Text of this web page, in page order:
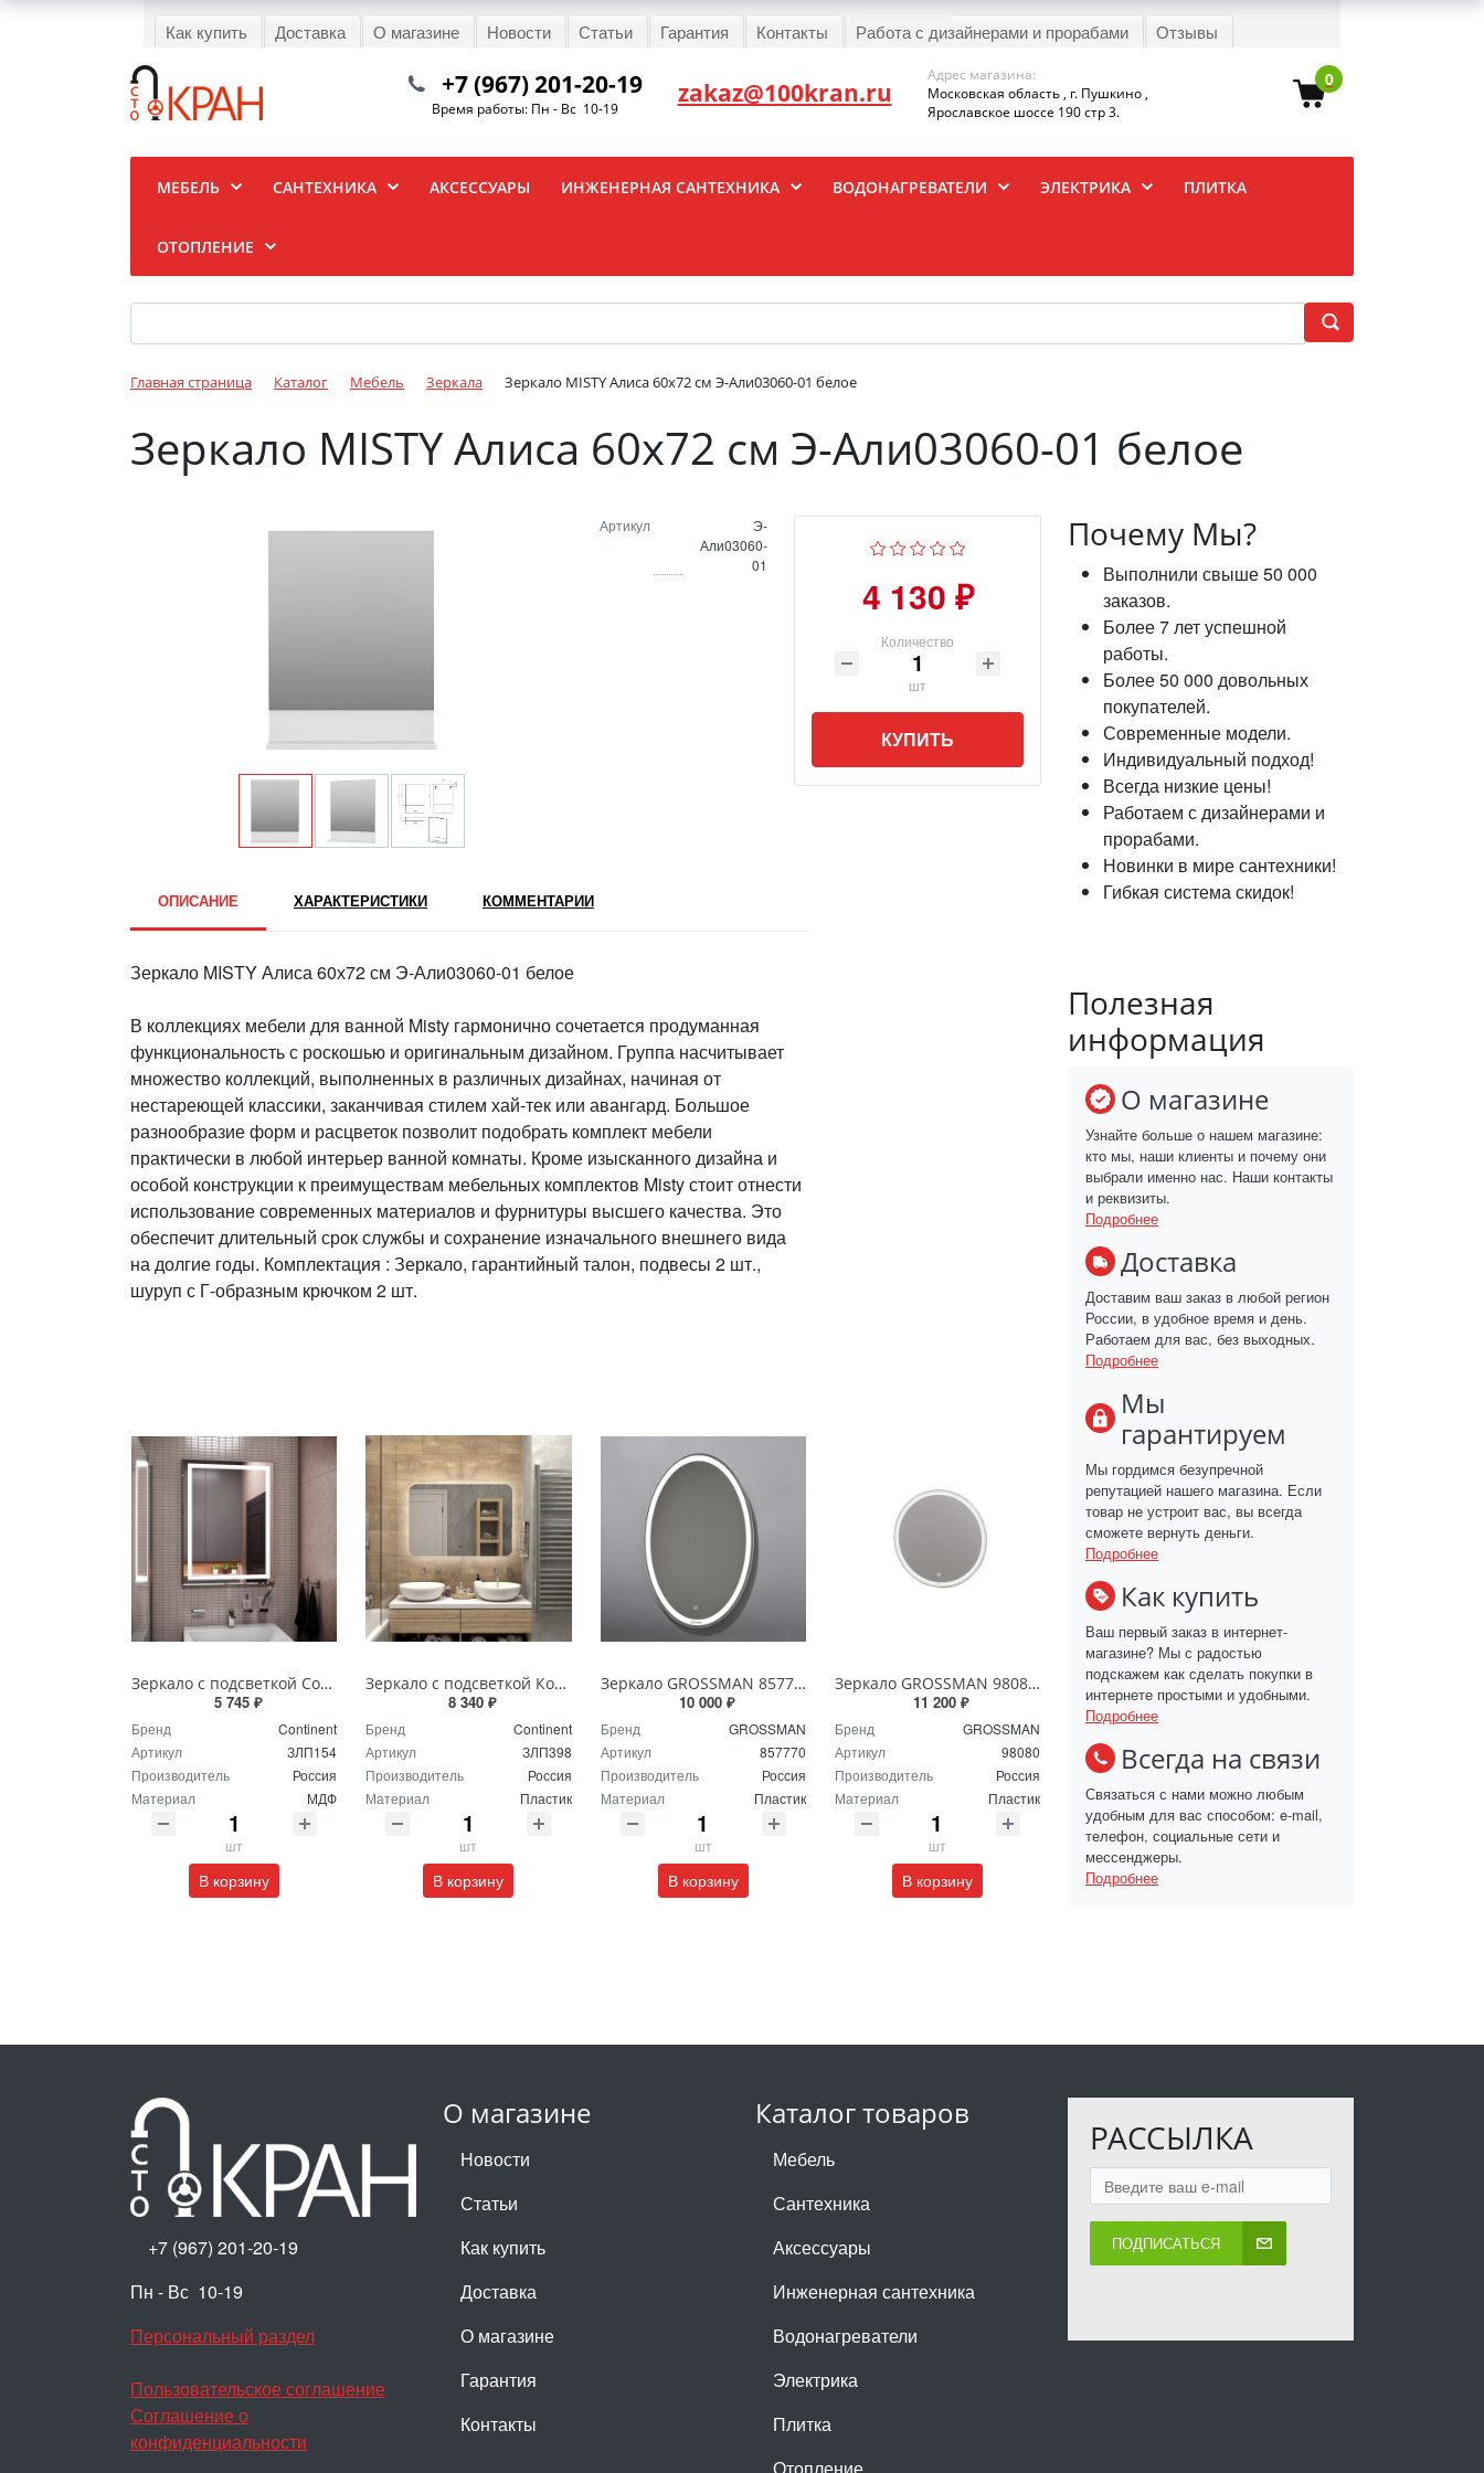
Как купить Доставка О магазине Новости Статьи Гарантия Контакты Работа с дизайнерами и прорабами Отзывы
0
+7 (967) 201-20-19
Время работы: Пн - Вс 10-19 zakaz@100kran.ru
Адрес магазина:
Московская область , г. Пушкино ,
Ярославское шоссе 190 стр 3.
МЕБЕЛЬ САНТЕХНИКА АКСЕССУАРЫ ИНЖЕНЕРНАЯ САНТЕХНИКА ВОДОНАГРЕВАТЕЛИ ЭЛЕКТРИКА ПЛИТКА
ОТОПЛЕНИЕ
Главная страница Каталог Мебель Зеркала Зеркало MISTY Алиса 60х72 см Э-Али03060-01 белое
Зеркало MISTY Алиса 60х72 см Э-Али03060-01 белое
Артикул
Э-
Али03060-
01
4 130 ₽
Количество
шт
КУПИТЬ
ОПИСАНИЕ ХАРАКТЕРИСТИКИ КОММЕНТАРИИ
Зеркало MISTY Алиса 60х72 см Э-Али03060-01 белое
В коллекциях мебели для ванной Misty гармонично сочетается продуманная
функциональность с роскошью и оригинальным дизайном. Группа насчитывает
множество коллекций, выполненных в различных дизайнах, начиная от
нестареющей классики, заканчивая стилем хай-тек или авангард. Большое
разнообразие форм и расцветок позволит подобрать комплект мебели
практически в любой интерьер ванной комнаты. Кроме изысканного дизайна и
особой конструкции к преимуществам мебельных комплектов Misty стоит отнести
использование современных материалов и фурнитуры высшего качества. Это
обеспечит длительный срок службы и сохранение изначального внешнего вида
на долгие годы. Комплектация : Зеркало, гарантийный талон, подвесы 2 шт.,
шуруп с Г-образным крючком 2 шт.
Зеркало с подсветкой Continent Пронто Люкс 60 х 80 см ЗЛП154
5 745 ₽
Бренд
Continent
Артикул
ЗЛП154
Производитель
Россия
Материал
МДФ
шт
В корзину
Зеркало с подсветкой Континент Burzhe Led 100х70 с бесконтактным сенсором ЗЛП398
8 340 ₽
Бренд
Continent
Артикул
ЗЛП398
Производитель
Россия
Материал
Пластик
шт
В корзину
Зеркало GROSSMAN 857770 GALAXY 570*770 с сенсорным выключателем
10 000 ₽
Бренд
GROSSMAN
Артикул
857770
Производитель
Россия
Материал
Пластик
шт
В корзину
Зеркало GROSSMAN 98080 SENTO D800 800*800*45 LED с сенсорным выключателем
11 200 ₽
Бренд
GROSSMAN
Артикул
98080
Производитель
Россия
Материал
Пластик
шт
В корзину
Почему Мы?
Выполнили свыше 50 000
заказов.
Более 7 лет успешной
работы.
Более 50 000 довольных
покупателей.
Современные модели.
Индивидуальный подход!
Всегда низкие цены!
Работаем с дизайнерами и
прорабами.
Новинки в мире сантехники!
Гибкая система скидок!
Полезная
информация
О магазине
Узнайте больше о нашем магазине:
кто мы, наши клиенты и почему они
выбрали именно нас. Наши контакты
и реквизиты.
Подробнее
Доставка
Доставим ваш заказ в любой регион
России, в удобное время и день.
Работаем для вас, без выходных.
Подробнее
Мы
гарантируем
Мы гордимся безупречной
репутацией нашего магазина. Если
товар не устроит вас, вы всегда
сможете вернуть деньги.
Подробнее
Как купить
Ваш первый заказ в интернет-
магазине? Мы с радостью
подскажем как сделать покупки в
интернете простыми и удобными.
Подробнее
Всегда на связи
Связаться с нами можно любым
удобным для вас способом: e-mail,
телефон, социальные сети и
мессенджеры.
Подробнее
О магазине
Новости
Статьи
Как купить
Доставка
О магазине
Гарантия
Контакты
Каталог товаров
Мебель
Сантехника
Аксессуары
Инженерная сантехника
Водонагреватели
Электрика
Плитка
РАССЫЛКА
ПОДПИСАТЬСЯ
+7 (967) 201-20-19
Пн - Вс 10-19
Персональный раздел
Пользовательское соглашение
Соглашение о
конфиденциальности